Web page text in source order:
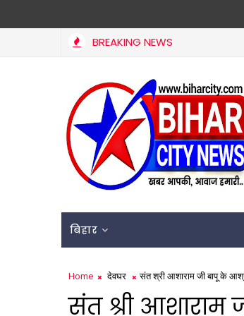
BREAKING NEWS
बिहार
Home देवघर संत श्री आशाराम जी बापू के आश्रम
संत श्री आशाराम